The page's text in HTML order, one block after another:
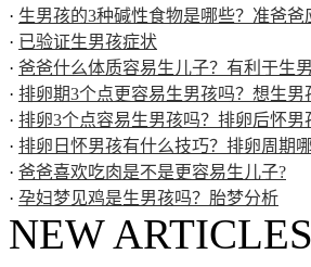
· 生男孩的3种碱性食物是哪些？准爸爸
· 已验证生男孩症状
· 爸爸什么体质容易生儿子？有利于生
· 排卵期3个点更容易生男孩吗？想生男
· 排卵3个点容易生男孩吗？排卵后怀男
· 排卵日怀男孩有什么技巧？排卵周期
· 爸爸喜欢吃肉是不是更容易生儿子?
· 孕妇梦见鸡是生男孩吗？胎梦分析
NEW ARTICLES